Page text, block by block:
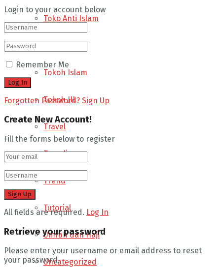
Toko Anti Islam
Tokoh Islam
Tokoh JIL
Travel
Traveling
Trend
Tutorial
Umrah dan Haji
Uncategorized
Login to your account below
Remember Me
Forgotten Password? Sign Up
Create New Account!
Fill the forms below to register
All fields are required. Log In
Retrieve your password
Please enter your username or email address to reset
your password.